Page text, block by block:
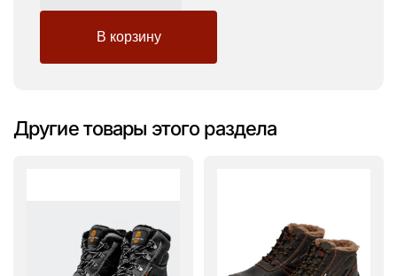
Другие товары этого раздела